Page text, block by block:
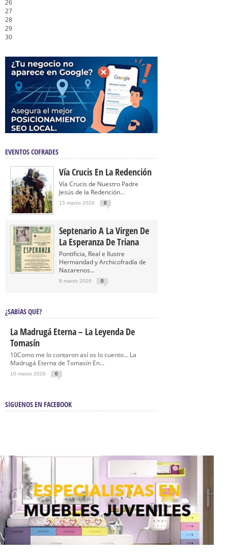
26
27
28
29
30
EVENTOS COFRADES
Vía Crucis En La Redención
Vía Crucis de Nuestro Padre
Jesús de la Redención...
15 marzo 2026 0
Septenario A La Virgen De
La Esperanza De Triana
Pontificia, Real e Ilustre
Hermandad y Archicofradía de
Nazarenos...
8 marzo 2026 0
¿SABÍAS QUÉ?
La Madrugá Eterna – La Leyenda De
Tomasín
10Como me lo contaron así os lo cuento… La
Madrugá Eterna de Tomasín En...
10 marzo 2026 0
SÍGUENOS EN FACEBOOK